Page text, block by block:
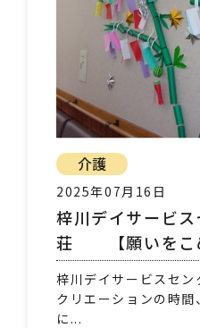
介護
2025年07月16日
梓川デイサービ
荘 【願いをこ
梓川デイサービスセ
クリエーションの時
に...